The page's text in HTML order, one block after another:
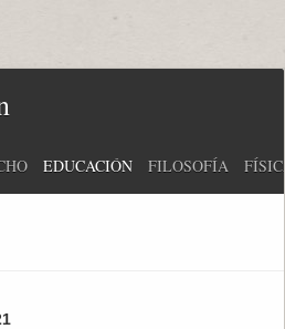
EDUCACIÓN FILOSOFÍA